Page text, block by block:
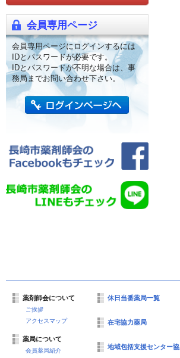
会員専用ページ
会員専用ページにログインするには
IDとパスワードが必要です。
IDとパスワードが不明な場合は、事
務局までお問い合わせ下さい。
薬剤師会について
ご挨拶
アクセスマップ
薬局について
会員薬局紹介
休日当番薬局一覧
在宅協力薬局
地域包括支援センター